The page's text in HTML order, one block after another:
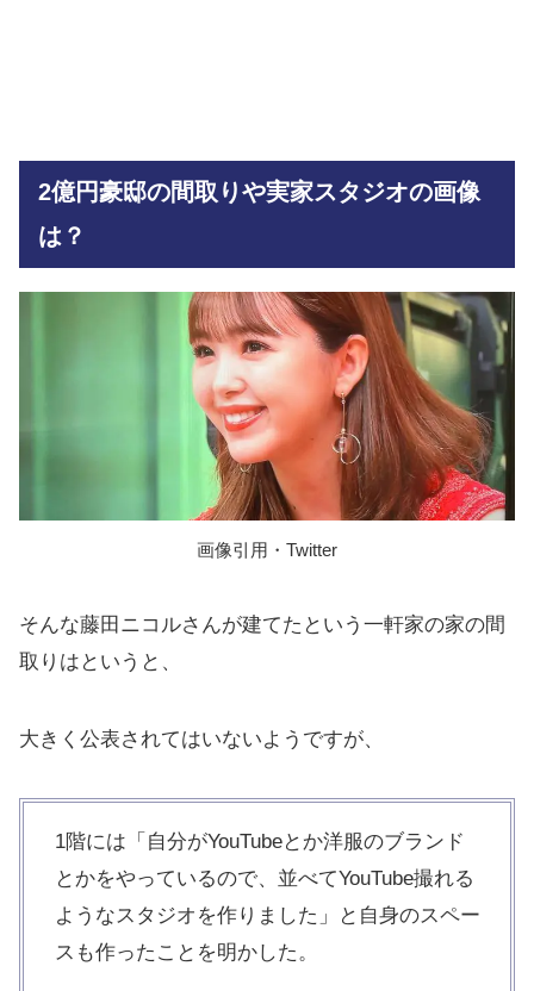
2億円豪邸の間取りや実家スタジオの画像
は？
画像引用・Twitter
そんな藤田ニコルさんが建てたという一軒家の家の間
取りはというと、
大きく公表されてはいないようですが、
1階には「自分がYouTubeとか洋服のブランド
とかをやっているので、並べてYouTube撮れる
ようなスタジオを作りました」と自身のスペー
スも作ったことを明かした。